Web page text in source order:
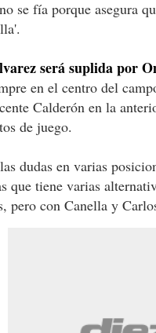
se fía porque asegura
será suplida por
en el centro del
Calderón en la
de juego.
dudas en varias
que tiene varias
pero con Canella y